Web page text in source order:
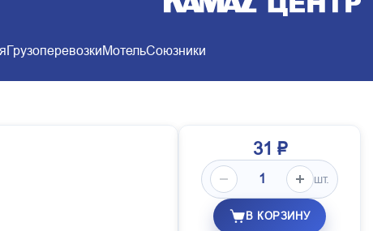
ГрузоперевозкиМотельСоюзники
31 ₽
шт.
В КОРЗИНУ